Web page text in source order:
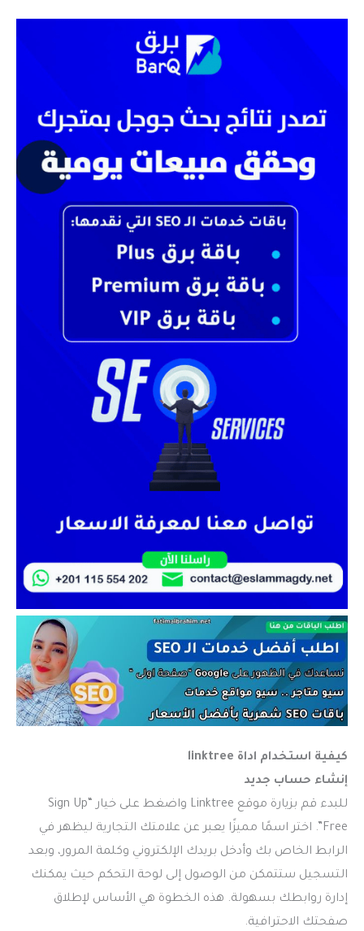
كيفية استخدام اداة linktree
إنشاء حساب جديد
للبدء قم بزيارة موقع Linktree واضغط على خيار “Sign Up
Free”. اختر اسمًا مميزًا يعبر عن علامتك التجارية ليظهر في
الرابط الخاص بك وأدخل بريدك الإلكتروني وكلمة المرور، وبعد
التسجيل ستتمكن من الوصول إلى لوحة التحكم حيث يمكنك
إدارة روابطك بسهولة. هذه الخطوة هي الأساس لإطلاق
صفحتك الاحترافية.